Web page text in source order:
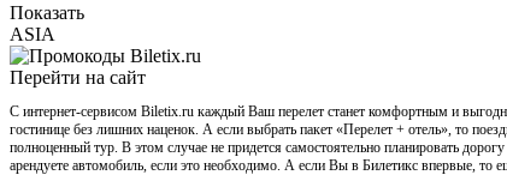
Показать
ASIA
Перейти на сайт
С интернет-сервисом Biletix.ru каждый Ваш перелет станет комфортным и
гостинице без лишних наценок. А если выбрать пакет «Перелет + отель», то
полноценный тур. В этом случае не придется самостоятельно планировать
арендуете автомобиль, если это необходимо. А если Вы в Билетикс впервые, то